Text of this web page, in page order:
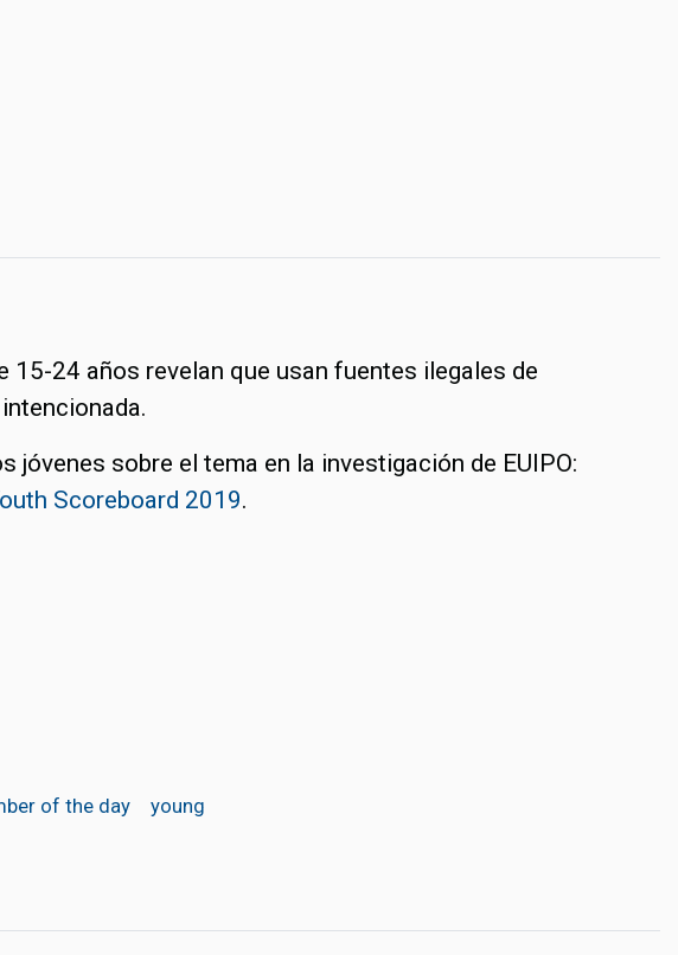
15-24 años revelan que usan fuentes ilegales de
jóvenes sobre el tema en la investigación de EUIPO:
Scoreboard 2019.
of the day young